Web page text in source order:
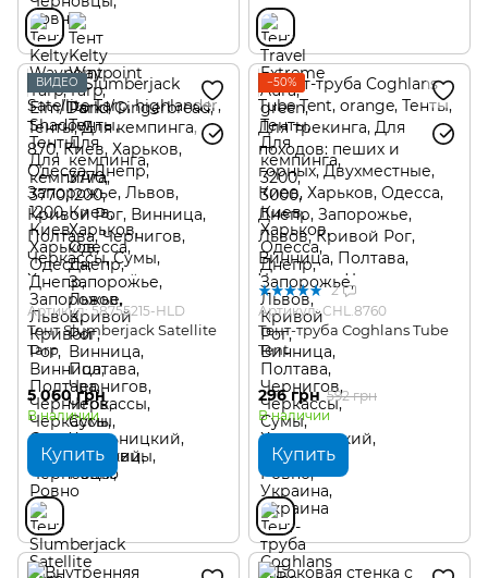
ВИДЕО
Артикул: 58755215-HLD
Тент Slumberjack Satellite
Tarp
5 060 грн
В наличии
Купить
−50%
2
Артикул: CHL.8760
Тент-труба Coghlans Tube
Tent
296 грн 592 грн
В наличии
Купить